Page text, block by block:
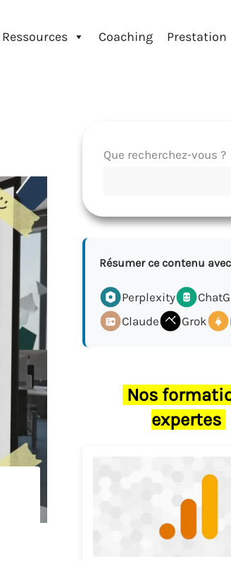
Ressources Coaching Prestation
Que recherchez-vous ?
Résumer ce contenu
Perplexity
Claude
Grok
Nos
expertes